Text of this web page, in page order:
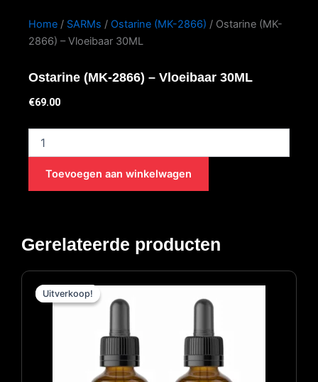
Home / SARMs / Ostarine (MK-2866) / Ostarine (MK-
2866) – Vloeibaar 30ML
Ostarine (MK-2866) – Vloeibaar 30ML
€69.00
(MK-
Vloeibaar
Toevoegen aan winkelwagen
Gerelateerde producten
Uitverkoop!
Uitverkoop!prijs
was:
prijs
is: